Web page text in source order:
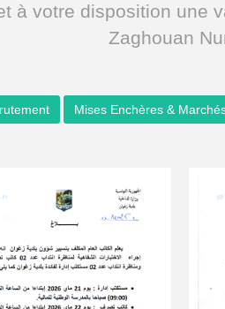
à votre disposition
Zaghouan
Mises Enchères &